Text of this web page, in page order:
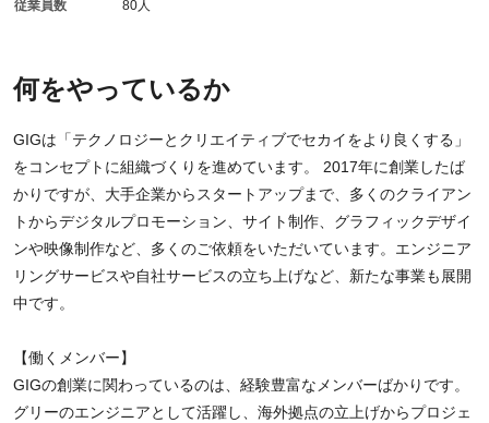
何をやっているか
GIGは「テクノロジーとクリエイティブでセカイをより良くする」
をコンセプトに組織づくりを進めています。 2017年に創業したば
かりですが、大手企業からスタートアップまで、多くのクライアン
トからデジタルプロモーション、サイト制作、グラフィックデザイ
ンや映像制作など、多くのご依頼をいただいています。エンジニア
リングサービスや自社サービスの立ち上げなど、新たな事業も展開
中です。
【働くメンバー】
GIGの創業に関わっているのは、経験豊富なメンバーばかりです。
グリーのエンジニアとして活躍し、海外拠点の立上げからプロジェ
従業員数 80人